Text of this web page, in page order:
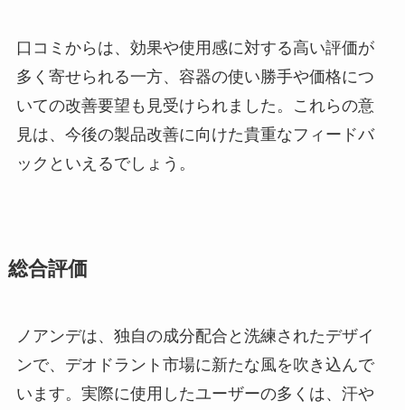
口コミからは、効果や使用感に対する高い評価が
多く寄せられる一方、容器の使い勝手や価格につ
いての改善要望も見受けられました。これらの意
見は、今後の製品改善に向けた貴重なフィードバ
ックといえるでしょう。
総合評価
ノアンデは、独自の成分配合と洗練されたデザイ
ンで、デオドラント市場に新たな風を吹き込んで
います。実際に使用したユーザーの多くは、汗や